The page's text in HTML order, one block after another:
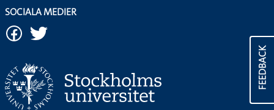
FEEDBACK
SOCIALA MEDIER